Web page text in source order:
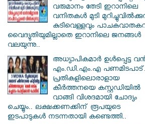
വരുമാനം തേടി ഇറാനിലെ
വനിതകള്‍ മുടി
കുടിവെള്ളവും
വൈദ്യുതിയുമില്ലാതെ ഇറാനിലെ ജനങ്ങള്‍
വലയുന്നു..
അധ്യാപികമാര്‍ ഉള്‍പ്പെട്ട
എം.ഡി.എം.എ
പ്രതികളിലൊരാളായ
കീര്‍ത്തനയെ കസ്റ്റഡിയില്‍
വാങ്ങി വിശദമായി ചോദ്യം
ചെയ്യും.. ലക്ഷക്കണക്കിന് രൂപയുടെ
ഇടപാടുകള്‍ നടന്നതായി കണ്ടെത്തി..